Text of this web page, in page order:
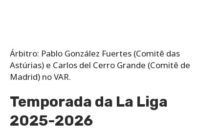
Árbitro: Pablo González Fuertes (Comitê das
Astúrias) e Carlos del Cerro Grande (Comitê de
Madrid) no VAR.
Temporada da La Liga
2025-2026